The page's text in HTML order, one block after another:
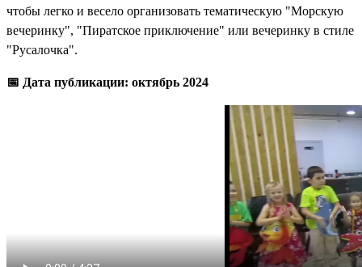
чтобы легко и весело организовать тематическую "Морскую
вечеринку", "Пиратское приключение" или вечеринку в стиле
"Русалочка".
📅 Дата публикации: октябрь 2024